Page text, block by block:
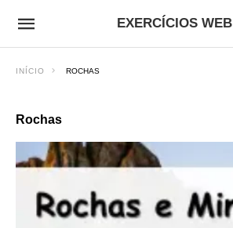
EXERCÍCIOS WEB
INÍCIO ROCHAS
Rochas